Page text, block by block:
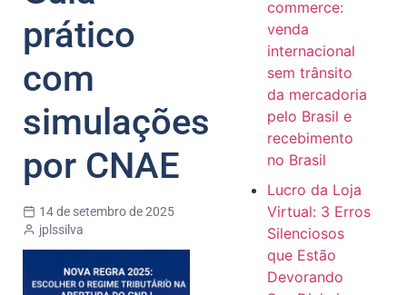
prático
com
simulações
por CNAE
14 de setembro de 2025
jplssilva
commerce:
venda
internacional
sem trânsito
da mercadoria
pelo Brasil e
recebimento
no Brasil
Lucro da Loja
Virtual: 3 Erros
Silenciosos
que Estão
Devorando